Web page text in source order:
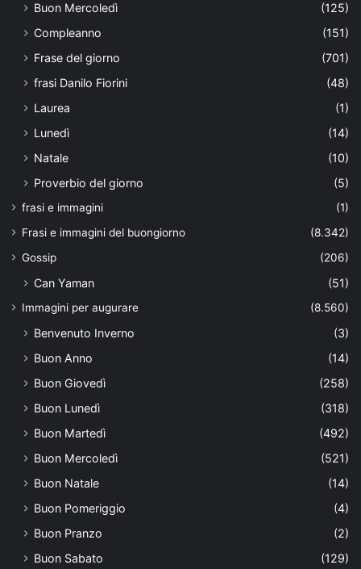
Buon Mercoledì
(125)
Compleanno
(151)
Frase del giorno
(701)
frasi Danilo Fiorini
(48)
Laurea
(1)
Lunedì
(14)
Natale
(10)
Proverbio del giorno
(5)
frasi e immagini
(1)
Frasi e immagini del buongiorno
(8.342)
Gossip
(206)
Can Yaman (51)
Immagini per augurare (8.560)
Benvenuto Inverno
(3)
Buon Anno
(14)
Buon Giovedì
(258)
Buon Lunedì
(318)
Buon Martedì
(492)
Buon Mercoledì
(521)
Buon Natale
(14)
Buon Pomeriggio
(4)
Buon Pranzo
(2)
Buon Sabato
(129)